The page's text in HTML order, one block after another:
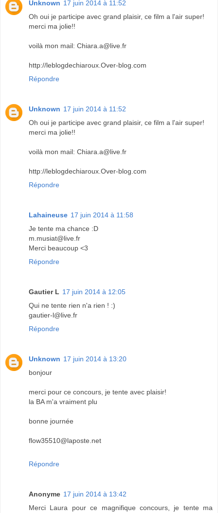
Unknown 17 juin 2014 à 11:52
Oh oui je participe avec grand plaisir, ce film a l'air super!
merci ma jolie!!
voilà mon mail: Chiara.a@live.fr
http://leblogdechiaroux.Over-blog.com
Répondre
Unknown 17 juin 2014 à 11:52
Oh oui je participe avec grand plaisir, ce film a l'air super!
merci ma jolie!!
voilà mon mail: Chiara.a@live.fr
http://leblogdechiaroux.Over-blog.com
Répondre
Lahaineuse 17 juin 2014 à 11:58
Je tente ma chance :D
m.musiat@live.fr
Merci beaucoup <3
Répondre
Gautier L 17 juin 2014 à 12:05
Qui ne tente rien n'a rien ! :)
gautier-l@live.fr
Répondre
Unknown 17 juin 2014 à 13:20
bonjour
merci pour ce concours, je tente avec plaisir!
la BA m'a vraiment plu
bonne journée
flow35510@laposte.net
Répondre
Anonyme 17 juin 2014 à 13:42
Merci Laura pour ce magnifique concours, je tente ma